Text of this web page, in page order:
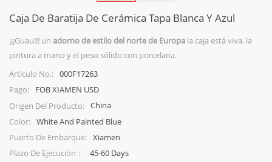
Caja De Baratija De Cerámica Tapa Blanca Y Azul
¡¡¡Guau!!! un adorno de estilo del norte de Europa la caja está viva, la
pintura a mano y el peso sólido con porcelana.
Artículo No.: 000F17263
Pago:
FOB XIAMEN USD
Origen Del Producto: China
Color: White And Painted Blue
Puerto De Embarque: Xiamen
Plazo De Ejecución：
45-60 Days